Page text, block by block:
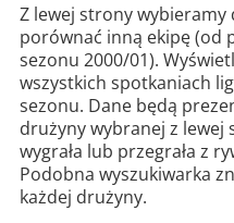
Z lewej strony
porównać inną ekipę (od
sezonu 2000/01).
wszystkich spotkaniach
sezonu. Dane będą
drużyny wybranej z lewej
wygrała lub przegrała z
Podobna wyszukiwarka
każdej drużyny.